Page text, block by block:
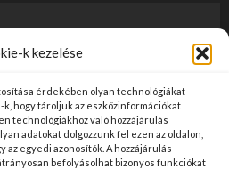
k kezelése
érdekében olyan technológiákat
hogy tároljuk az eszközinformációkat
technológiákhoz való hozzájárulás
adatokat dolgozzunk fel ezen az oldalon,
az egyedi azonosítók. A hozzájárulás
befolyásolhat bizonyos funkciókat
előzetes ellenőrzésen
át, és az üzemeltető
Ha kifogással szeretne élni
kérjük jelezze